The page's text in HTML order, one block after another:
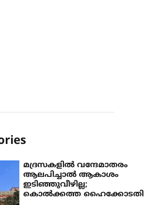
മദ്രസകളില്‍ വന്ദേമാതരം
ആലപിച്ചാല്‍ ആകാശം
ഇടിഞ്ഞുവീഴില്ല;
കൊല്‍ക്കത്ത ഹൈക്കോടതി